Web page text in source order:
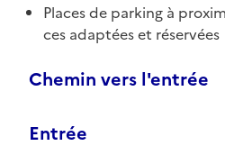
Places de parking à
ces adaptées et réservées
Chemin vers l'entrée
Entrée